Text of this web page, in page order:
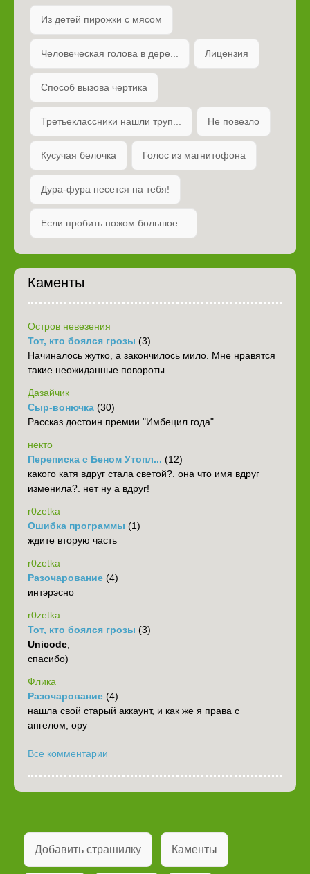
Из детей пирожки с мясом
Человеческая голова в дере... Лицензия
Способ вызова чертика
Третьеклассники нашли труп... Не повезло
Кусучая белочка Голос из магнитофона
Дура-фура несется на тебя!
Если пробить ножом большое...
Каменты
Остров невезения
Тот, кто боялся грозы (3)
Начиналось жутко, а закончилось мило. Мне нравятся
такие неожиданные повороты
Дазайчик
Сыр-вонючка (30)
Рассказ достоин премии "Имбецил года"
некто
Переписка с Беном Утопл... (12)
какого катя вдруг стала светой?. она что имя вдруг
изменила?. нет ну а вдруг!
r0zetka
Ошибка программы (1)
ждите вторую часть
r0zetka
Разочарование (4)
интэрэсно
r0zetka
Тот, кто боялся грозы (3)
Unicode,
спасибо)
Флика
Разочарование (4)
нашла свой старый аккаунт, и как же я права с
ангелом, ору
Все комментарии
Добавить страшилку Каменты